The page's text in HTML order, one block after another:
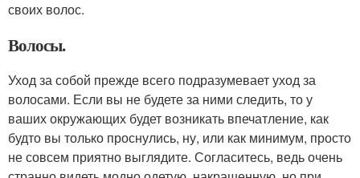
своих волос.
Волосы.
Уход за собой прежде всего подразумевает уход за
волосами. Если вы не будете за ними следить, то у
ваших окружающих будет возникать впечатление, как
будто вы только проснулись, ну, или как минимум, просто
не совсем приятно выглядите. Согласитесь, ведь очень